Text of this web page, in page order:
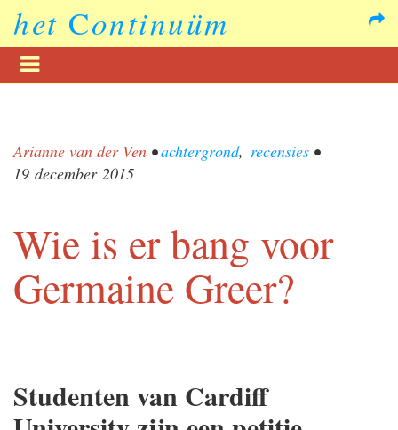
het Continuüm
Arianne van der Ven •achtergrond, recensies•
19 december 2015
Wie is er bang voor
Germaine Greer?
Studenten van Cardiff